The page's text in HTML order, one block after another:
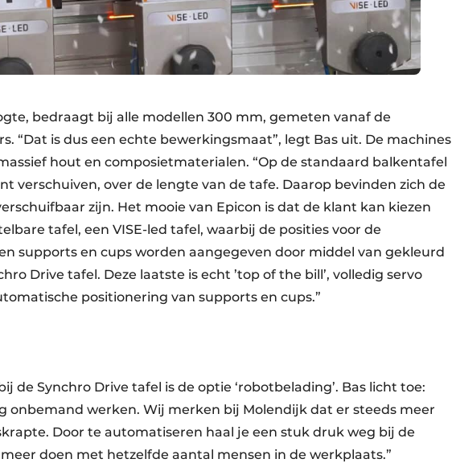
bedraagt bij alle modellen 300 mm, gemeten vanaf de
“Dat is dus een echte bewerkingsmaat”, legt Bas uit. De machines
hout en composietmaterialen. “Op de standaard balkentafel
verschuiven, over de lengte van de tafe. Daarop bevinden zich de
zijn. Het mooie van Epicon is dat de klant kan kiezen
tafel, een VISE-led tafel, waarbij de posities voor de
supports en cups worden aangegeven door middel van gekleurd
Drive tafel. Deze laatste is echt ’top of the bill’, volledig servo
positionering van supports en cups.”
de Synchro Drive tafel is de optie ‘robotbelading’. Bas licht toe:
onbemand werken. Wij merken bij Molendijk dat er steeds meer
Door te automatiseren haal je een stuk druk weg bij de
doen met hetzelfde aantal mensen in de werkplaats.”